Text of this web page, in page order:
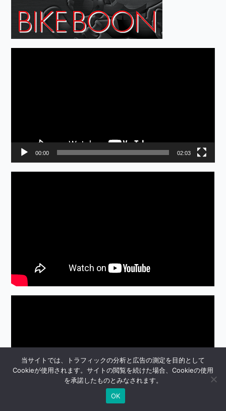
ー
00:00 02:03
当サイトでは、トラフィックの分析と広告の測定を目的として
Cookieが使用されます。サイトの閲覧を続けた場合、Cookieの使用
を承諾したものとみなされます。
OK